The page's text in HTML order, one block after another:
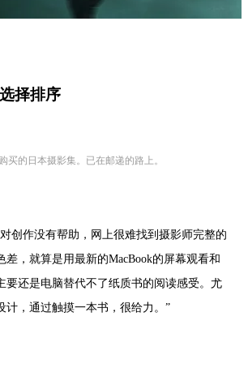
择排序
买的日本摄影集。已在邮递的路上。
创作没有帮助，网上很难找到摄影师完整的
差，就算是用最新的MacBook的屏幕观看和
要还是电脑替代不了纸质书的阅读感受。尤
计，通过触摸一本书，很给力。”